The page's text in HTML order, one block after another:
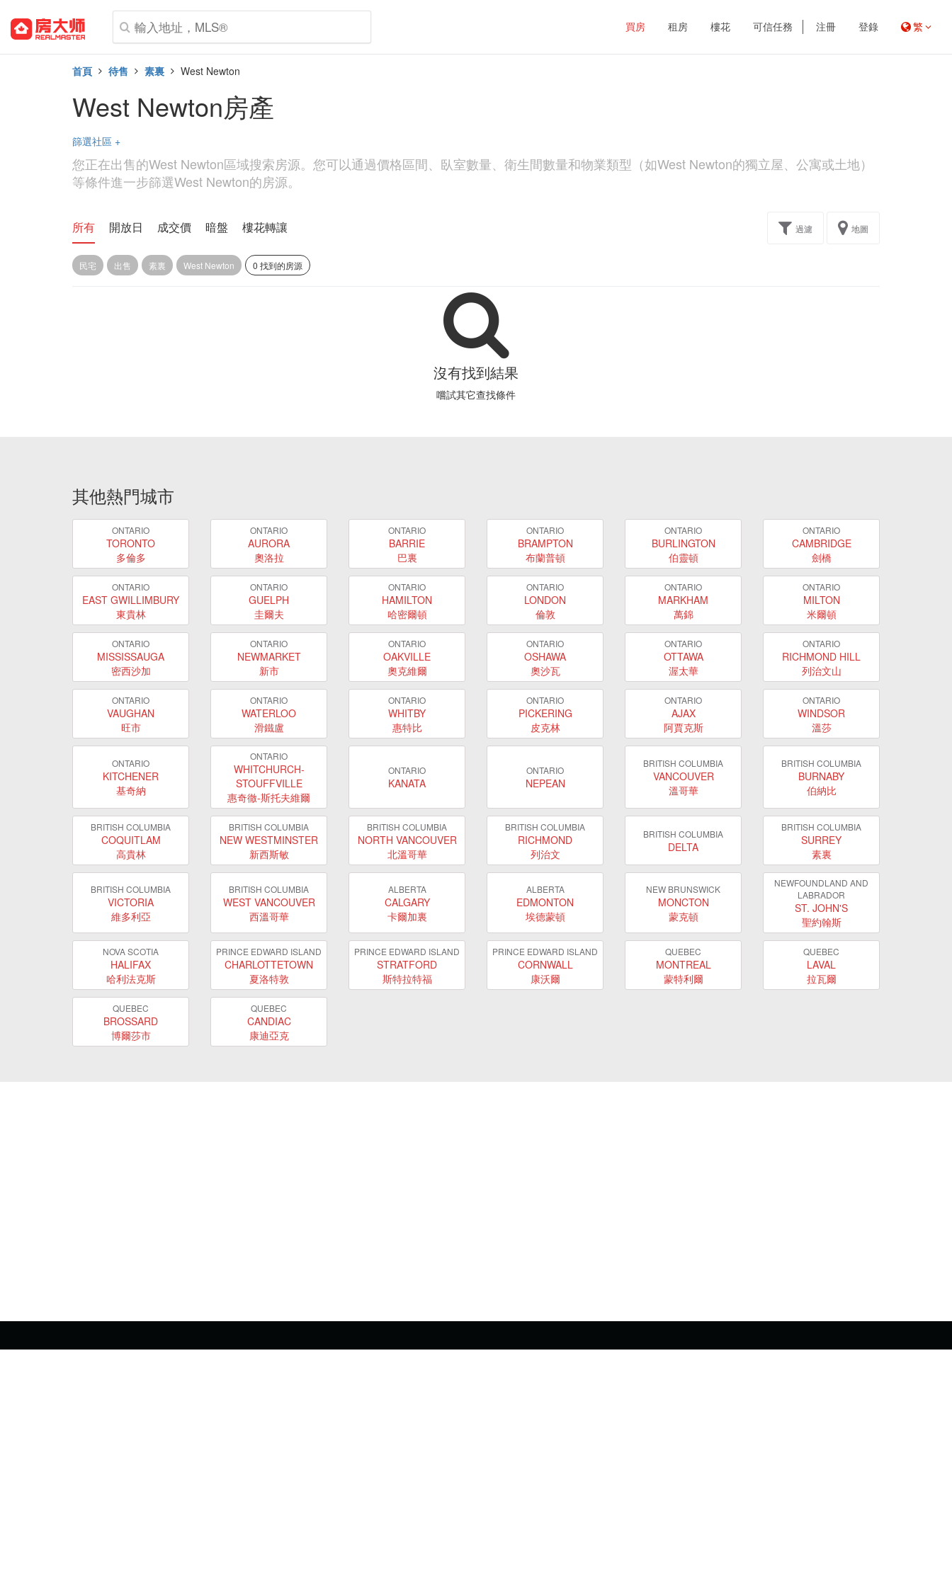
買房 租房 樓花 可信任務 注冊 登錄 繁
首頁 待售 素裏 West Newton
West Newton房產
篩選社區 +
您正在出售的West Newton區域搜索房源。您可以通過價格區間、臥室數量、衛生間數量和物業類型（如West Newton的獨立屋、公寓或土地）
等條件進一步篩選West Newton的房源。
所有 開放日 成交價 暗盤 樓花轉讓 過濾 地圖
民宅 出售 素裏 West Newton 0 找到的房源
沒有找到結果
嚐試其它查找條件
其他熱門城市
ONTARIO
TORONTO
多倫多
ONTARIO
AURORA
奧洛拉
ONTARIO
BARRIE
巴裏
ONTARIO
BRAMPTON
布蘭普頓
ONTARIO
BURLINGTON
伯靈頓
ONTARIO
CAMBRIDGE
劍橋
ONTARIO
EAST GWILLIMBURY
東貴林
ONTARIO
GUELPH
圭爾夫
ONTARIO
HAMILTON
哈密爾頓
ONTARIO
LONDON
倫敦
ONTARIO
MARKHAM
萬錦
ONTARIO
MILTON
米爾頓
ONTARIO
MISSISSAUGA
密西沙加
ONTARIO
NEWMARKET
新市
ONTARIO
OAKVILLE
奧克維爾
ONTARIO
OSHAWA
奧沙瓦
ONTARIO
OTTAWA
渥太華
ONTARIO
RICHMOND HILL
列治文山
ONTARIO
VAUGHAN
旺市
ONTARIO
WATERLOO
滑鐵盧
ONTARIO
WHITBY
惠特比
ONTARIO
PICKERING
皮克林
ONTARIO
AJAX
阿賈克斯
ONTARIO
WINDSOR
溫莎
ONTARIO
KITCHENER
基奇納
ONTARIO
WHITCHURCH-
STOUFFVILLE
惠奇徹-斯托夫維爾
ONTARIO
KANATA
ONTARIO
NEPEAN
BRITISH COLUMBIA
VANCOUVER
溫哥華
BRITISH COLUMBIA
BURNABY
伯納比
BRITISH COLUMBIA
COQUITLAM
高貴林
BRITISH COLUMBIA
NEW WESTMINSTER
新西斯敏
BRITISH COLUMBIA
NORTH VANCOUVER
北溫哥華
BRITISH COLUMBIA
RICHMOND
列治文
BRITISH COLUMBIA
DELTA
BRITISH COLUMBIA
SURREY
素裏
BRITISH COLUMBIA
VICTORIA
維多利亞
BRITISH COLUMBIA
WEST VANCOUVER
西溫哥華
ALBERTA
CALGARY
卡爾加裏
ALBERTA
EDMONTON
埃德蒙頓
NEW BRUNSWICK
MONCTON
蒙克頓
NEWFOUNDLAND AND
LABRADOR
ST. JOHN'S
聖約翰斯
NOVA SCOTIA
HALIFAX
哈利法克斯
PRINCE EDWARD ISLAND
CHARLOTTETOWN
夏洛特敦
PRINCE EDWARD ISLAND
STRATFORD
斯特拉特福
PRINCE EDWARD ISLAND
CORNWALL
康沃爾
QUEBEC
MONTREAL
蒙特利爾
QUEBEC
LAVAL
拉瓦爾
QUEBEC
BROSSARD
博爾莎市
QUEBEC
CANDIAC
康迪亞克